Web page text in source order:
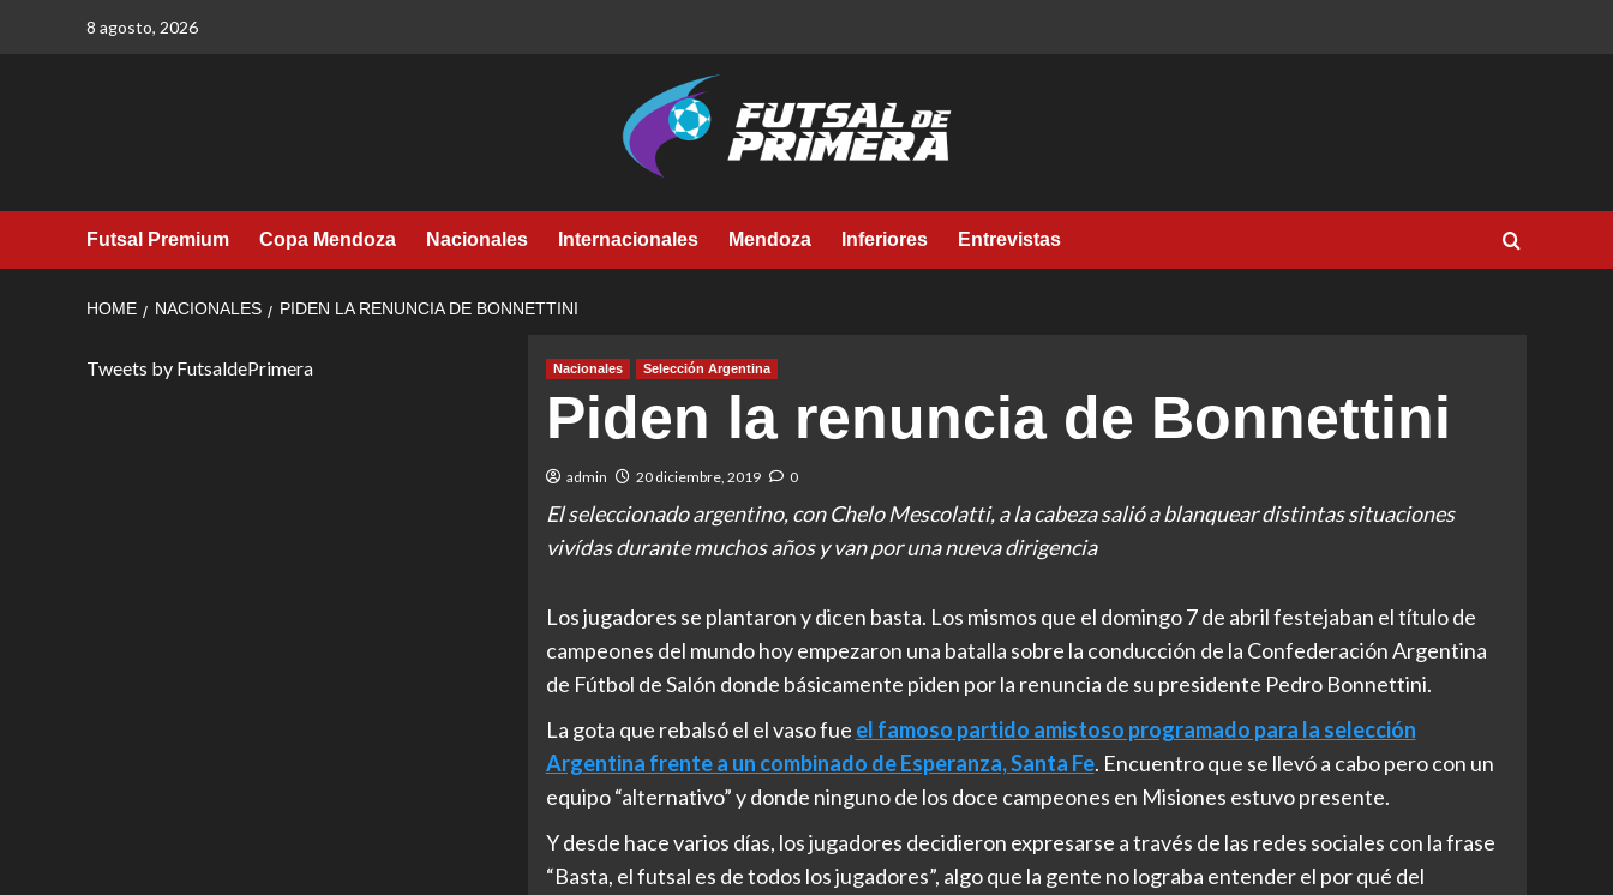
8 agosto, 2026
Futsal Premium Copa Mendoza Nacionales Internacionales Mendoza Inferiores Entrevistas
HOME NACIONALES PIDEN LA RENUNCIA DE BONNETTINI
Nacionales Selección Argentina
Piden la renuncia de Bonnettini
admin 20 diciembre, 2019 0
El seleccionado argentino, con Chelo Mescolatti, a la cabeza salió a blanquear distintas situaciones
vivídas durante muchos años y van por una nueva dirigencia
Los jugadores se plantaron y dicen basta. Los mismos que el domingo 7 de abril festejaban el título de
campeones del mundo hoy empezaron una batalla sobre la conducción de la Confederación Argentina
de Fútbol de Salón donde básicamente piden por la renuncia de su presidente Pedro Bonnettini.
La gota que rebalsó el el vaso fue el famoso partido amistoso programado para la selección
Argentina frente a un combinado de Esperanza, Santa Fe. Encuentro que se llevó a cabo pero con un
equipo “alternativo” y donde ninguno de los doce campeones en Misiones estuvo presente.
Y desde hace varios días, los jugadores decidieron expresarse a través de las redes sociales con la frase
“Basta, el futsal es de todos los jugadores”, algo que la gente no lograba entender el por qué del
Tweets by FutsaldePrimera